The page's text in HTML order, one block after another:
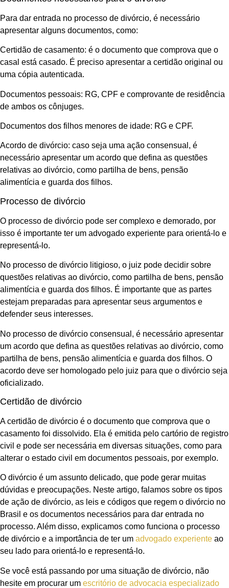
Para dar entrada no processo de divórcio, é necessário
apresentar alguns documentos, como:
Certidão de casamento: é o documento que comprova que o
casal está casado. É preciso apresentar a certidão original ou
uma cópia autenticada.
Documentos pessoais: RG, CPF e comprovante de residência
de ambos os cônjuges.
Documentos dos filhos menores de idade: RG e CPF.
Acordo de divórcio: caso seja uma ação consensual, é
necessário apresentar um acordo que defina as questões
relativas ao divórcio, como partilha de bens, pensão
alimentícia e guarda dos filhos.
Processo de divórcio
O processo de divórcio pode ser complexo e demorado, por
isso é importante ter um advogado experiente para orientá-lo e
representá-lo.
No processo de divórcio litigioso, o juiz pode decidir sobre
questões relativas ao divórcio, como partilha de bens, pensão
alimentícia e guarda dos filhos. É importante que as partes
estejam preparadas para apresentar seus argumentos e
defender seus interesses.
No processo de divórcio consensual, é necessário apresentar
um acordo que defina as questões relativas ao divórcio, como
partilha de bens, pensão alimentícia e guarda dos filhos. O
acordo deve ser homologado pelo juiz para que o divórcio seja
oficializado.
Certidão de divórcio
A certidão de divórcio é o documento que comprova que o
casamento foi dissolvido. Ela é emitida pelo cartório de registro
civil e pode ser necessária em diversas situações, como para
alterar o estado civil em documentos pessoais, por exemplo.
O divórcio é um assunto delicado, que pode gerar muitas
dúvidas e preocupações. Neste artigo, falamos sobre os tipos
de ação de divórcio, as leis e códigos que regem o divórcio no
Brasil e os documentos necessários para dar entrada no
processo. Além disso, explicamos como funciona o processo
de divórcio e a importância de ter um advogado experiente ao
seu lado para orientá-lo e representá-lo.
Se você está passando por uma situação de divórcio, não
hesite em procurar um escritório de advocacia especializado